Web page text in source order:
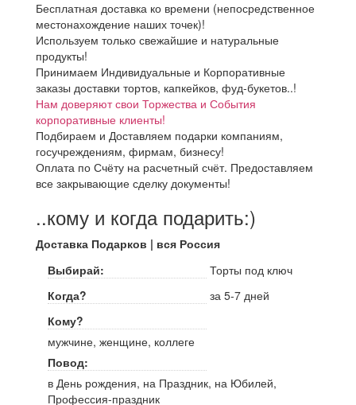
Бесплатная доставка ко времени (непосредственное
местонахождение наших точек)!
Используем только свежайшие и натуральные
продукты!
Принимаем Индивидуальные и Корпоративные
заказы доставки тортов, капкейков, фуд-букетов..!
Нам доверяют свои Торжества и События
корпоративные клиенты!
Подбираем и Доставляем подарки компаниям,
госучреждениям, фирмам, бизнесу!
Оплата по Счёту на расчетный счёт. Предоставляем
все закрывающие сделку документы!
..кому и когда подарить:)
Доставка Подарков | вся Россия
Выбирай:
Торты под ключ
Когда?
за 5-7 дней
Кому?
мужчине, женщине, коллеге
Повод:
в День рождения, на Праздник, на Юбилей,
Профессия-праздник